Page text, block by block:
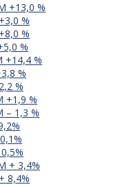
+13,0 %
%
%
%
+14,4 %
%
%
+1,9 %
– 1,3 %
+ 3,4%
8,4%